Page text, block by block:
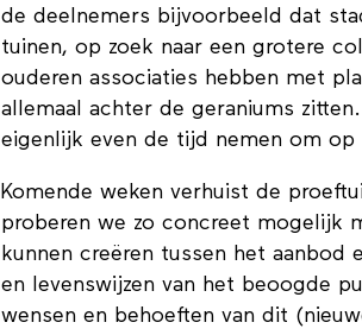
de deelnemers bijvoorbeeld dat
tuinen, op zoek naar een grotere
ouderen associaties hebben met
allemaal achter de geraniums
eigenlijk even de tijd nemen om
Komende weken verhuist de
proberen we zo concreet mogelijk
kunnen creëren tussen het aanbod
en levenswijzen van het beoogde
wensen en behoeften van dit